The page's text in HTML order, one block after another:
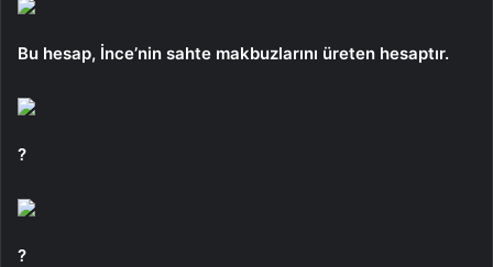
Bu hesap, İnce’nin sahte makbuzlarını üreten hesaptır.
?
?